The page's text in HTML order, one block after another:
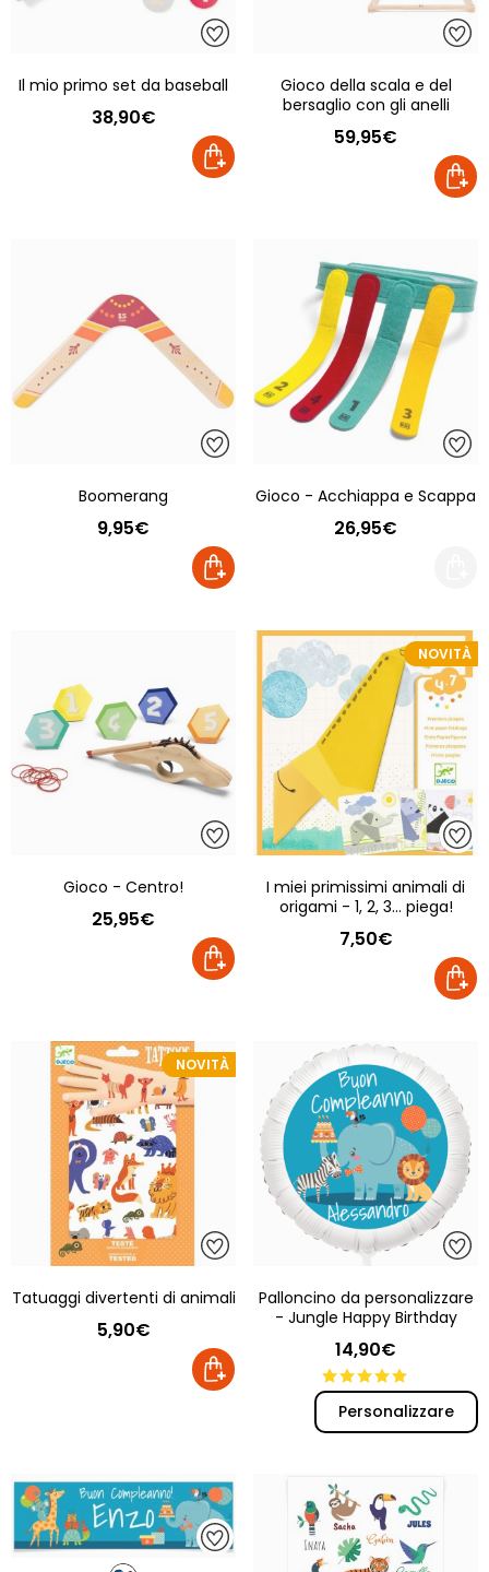
Il mio primo set da baseball
38,90€
Gioco della scala e del
bersaglio con gli anelli
59,95€
Boomerang
9,95€
Gioco - Acchiappa e Scappa
26,95€
Gioco - Centro!
25,95€
NOVITÀ
I miei primissimi animali di
origami - 1, 2, 3... piega!
7,50€
NOVITÀ
Tatuaggi divertenti di animali
5,90€
Palloncino da personalizzare
- Jungle Happy Birthday
14,90€
Personalizzare